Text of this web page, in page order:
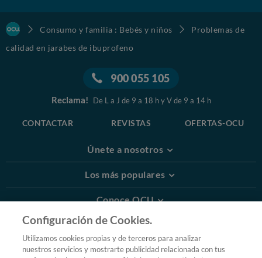
Consumo y familia : Bebés y niños
Problemas de
calidad en jarabes de ibuprofeno
900 055 105
Reclama! De L a J de 9 a 18 h y V de 9 a 14 h
CONTACTAR REVISTAS OFERTAS-OCU
Únete a nosotros
Los más populares
Conoce OCU
Más Información
© 2026 OCU
Configuración de Cookies.
Utilizamos cookies propias y de terceros para analizar
nuestros servicios y mostrarte publicidad relacionada con tus